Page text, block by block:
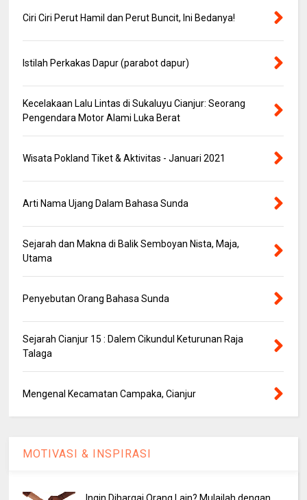
Ciri Ciri Perut Hamil dan Perut Buncit, Ini Bedanya!
Istilah Perkakas Dapur (parabot dapur)
Kecelakaan Lalu Lintas di Sukaluyu Cianjur: Seorang
Pengendara Motor Alami Luka Berat
Wisata Pokland Tiket & Aktivitas - Januari 2021
Arti Nama Ujang Dalam Bahasa Sunda
Sejarah dan Makna di Balik Semboyan Nista, Maja,
Utama
Penyebutan Orang Bahasa Sunda
Sejarah Cianjur 15 : Dalem Cikundul Keturunan Raja
Talaga
Mengenal Kecamatan Campaka, Cianjur
MOTIVASI & INSPIRASI